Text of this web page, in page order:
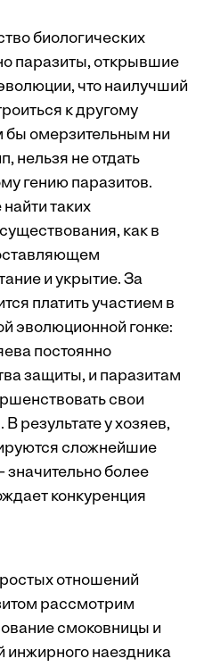
биологических
паразиты, открывшие
что наилучший
к другому
бы омерзительным ни
нельзя не отдать
гению паразитов.
таких
как в
и укрытие. За
платить участием в
эволюционной гонке:
постоянно
защиты, и паразитам
свои
результате у хозяев,
сложнейшие
более
конкуренция
отношений
рассмотрим
смоковницы и
инжирного наездника